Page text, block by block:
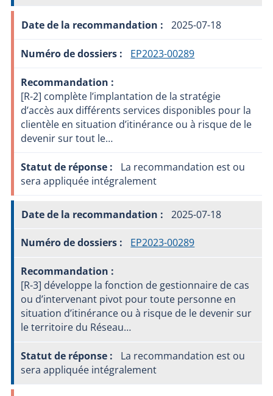
2025-07-18
EP2023-00289
[R-2] complète l’implantation de la stratégie
d’accès aux différents services disponibles pour la
clientèle en situation d’itinérance ou à risque de le
devenir sur tout le…
La recommandation est ou
sera appliquée intégralement
2025-07-18
EP2023-00289
[R-3] développe la fonction de gestionnaire de cas
ou d’intervenant pivot pour toute personne en
situation d’itinérance ou à risque de le devenir sur
le territoire du Réseau…
La recommandation est ou
sera appliquée intégralement